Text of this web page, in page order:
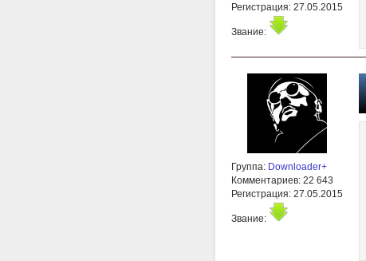
Регистрация: 27.05.2015
Звание:
Группа: Downloader+
Комментариев: 22 643
Регистрация: 27.05.2015
Звание: